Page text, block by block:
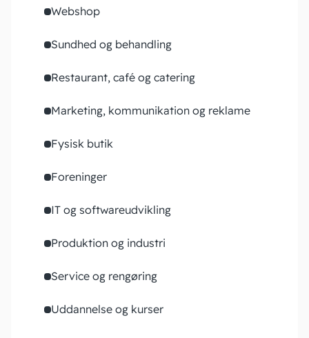
Webshop
Sundhed og behandling
Restaurant, café og catering
Marketing, kommunikation og reklame
Fysisk butik
Foreninger
IT og softwareudvikling
Produktion og industri
Service og rengøring
Uddannelse og kurser